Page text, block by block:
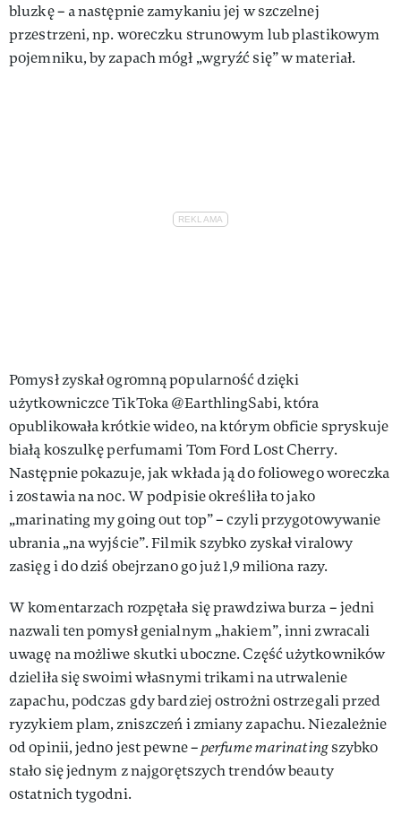
bluzkę – a następnie zamykaniu jej w szczelnej
przestrzeni, np. woreczku strunowym lub plastikowym
pojemniku, by zapach mógł „wgryźć się” w materiał.
Pomysł zyskał ogromną popularność dzięki
użytkowniczce TikToka @EarthlingSabi, która
opublikowała krótkie wideo, na którym obficie spryskuje
białą koszulkę perfumami Tom Ford Lost Cherry.
Następnie pokazuje, jak wkłada ją do foliowego woreczka
i zostawia na noc. W podpisie określiła to jako
„marinating my going out top” – czyli przygotowywanie
ubrania „na wyjście”. Filmik szybko zyskał viralowy
zasięg i do dziś obejrzano go już 1,9 miliona razy.
W komentarzach rozpętała się prawdziwa burza – jedni
nazwali ten pomysł genialnym „hakiem”, inni zwracali
uwagę na możliwe skutki uboczne. Część użytkowników
dzieliła się swoimi własnymi trikami na utrwalenie
zapachu, podczas gdy bardziej ostrożni ostrzegali przed
ryzykiem plam, zniszczeń i zmiany zapachu. Niezależnie
od opinii, jedno jest pewne –perfume marinatingszybko
stało się jednym z najgorętszych trendów beauty
ostatnich tygodni.